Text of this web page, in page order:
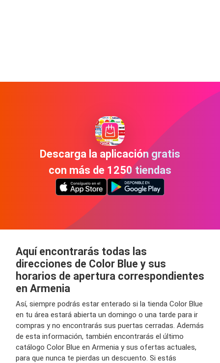
Descarga la aplicación gratis
con más de 1250 tiendas
Aquí encontrarás todas las
direcciones de Color Blue y sus
horarios de apertura correspondientes
en Armenia
Así, siempre podrás estar enterado si la tienda Color Blue
en tu área estará abierta un domingo o una tarde para ir
compras y no encontrarás sus puertas cerradas. Además
de esta información, también encontrarás el último
catálogo Color Blue en Armenia y sus ofertas actuales,
para que nunca te pierdas un descuento. Si estás